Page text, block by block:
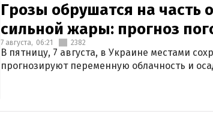
Грозы обрушатся на часть
сильной жары: прогноз
7 августа, 06:21 2382
В пятницу, 7 августа, в Украине местами
прогнозируют переменную облачность и